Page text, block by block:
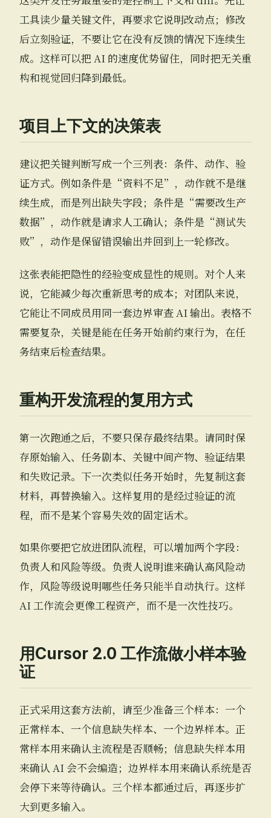
工具读少量关键文件，再要求它说明改动点；修改
后立刻验证，不要让它在没有反馈的情况下连续生
成。这样可以把 AI 的速度优势留住，同时把无关重
构和视觉回归降到最低。
项目上下文的决策表
建议把关键判断写成一个三列表：条件、动作、验
证方式。例如条件是“资料不足”，动作就不是继
续生成，而是列出缺失字段；条件是“需要改生产
数据”，动作就是请求人工确认；条件是“测试失
败”，动作是保留错误输出并回到上一轮修改。
这张表能把隐性的经验变成显性的规则。对个人来
说，它能减少每次重新思考的成本；对团队来说，
它能让不同成员用同一套边界审查 AI 输出。表格不
需要复杂，关键是能在任务开始前约束行为，在任
务结束后检查结果。
重构开发流程的复用方式
第一次跑通之后，不要只保存最终结果。请同时保
存原始输入、任务剧本、关键中间产物、验证结果
和失败记录。下一次类似任务开始时，先复制这套
材料，再替换输入。这样复用的是经过验证的流
程，而不是某个容易失效的固定话术。
如果你要把它放进团队流程，可以增加两个字段：
负责人和风险等级。负责人说明谁来确认高风险动
作，风险等级说明哪些任务只能半自动执行。这样
AI 工作流会更像工程资产，而不是一次性技巧。
用Cursor 2.0 工作流做小样本验
证
正式采用这套方法前，请至少准备三个样本：一个
正常样本、一个信息缺失样本、一个边界样本。正
常样本用来确认主流程是否顺畅；信息缺失样本用
来确认 AI 会不会编造；边界样本用来确认系统是否
会停下来等待确认。三个样本都通过后，再逐步扩
大到更多输入。